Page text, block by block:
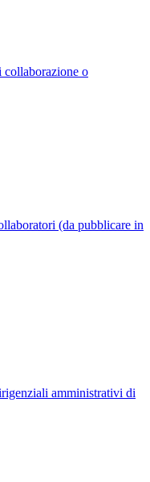
o
(da pubblicare in
amministrativi di